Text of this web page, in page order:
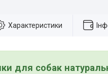
Характеристики
для собак